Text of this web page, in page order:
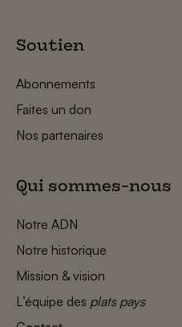
Soutien
Abonnements
Faites un don
Nos partenaires
Qui sommes-nous
Notre ADN
Notre historique
Mission & vision
L’équipe des plats pays